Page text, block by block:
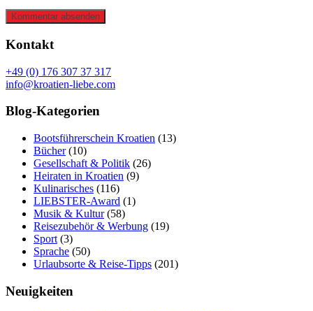
Kommentar absenden
Kontakt
+49 (0) 176 307 37 317
info@kroatien-liebe.com
Blog-Kategorien
Bootsführerschein Kroatien (13)
Bücher(10)
Gesellschaft & Politik (26)
Heiraten in Kroatien (9)
Kulinarisches (116)
LIEBSTER-Award (1)
Musik & Kultur(58)
Reisezubehör & Werbung (19)
Sport (3)
Sprache (50)
Urlaubsorte & Reise-Tipps (201)
Neuigkeiten